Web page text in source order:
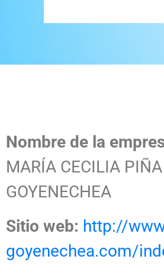
Nombre de la
MARÍA CECILIA PIÑA
GOYENECHEA
Sitio web: http://
goyenechea.com/